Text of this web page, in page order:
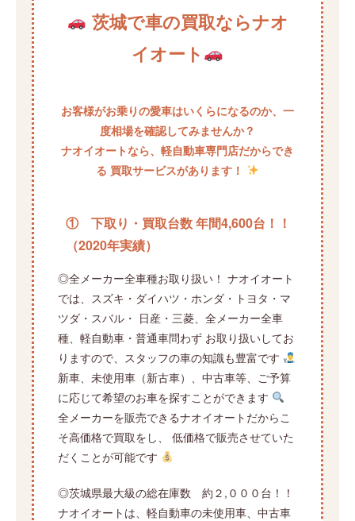
茨城で車の買取ならナオ
イオート
お客様がお乗りの愛車はいくらになるのか、一
度相場を確認してみませんか？
ナオイオートなら、軽自動車専門店だからでき
る 買取サービスがあります！
① 下取り・買取台数 年間4,600台！！
（2020年実績）
◎全メーカー全車種お取り扱い！ ナオイオート
では、スズキ・ダイハツ・ホンダ・トヨタ・マ
ツダ・スバル・ 日産・三菱、全メーカー全車
種、軽自動車・普通車問わず お取り扱いしてお
りますので、スタッフの車の知識も豊富です
新車、未使用車（新古車）、中古車等、ご予算
に応じて希望のお車を探すことができます
全メーカーを販売できるナオイオートだからこ
そ高価格で買取をし、 低価格で販売させていた
だくことが可能です
◎茨城県最大級の総在庫数 約２,０００台！！
ナオイオートは、軽自動車の未使用車、中古車